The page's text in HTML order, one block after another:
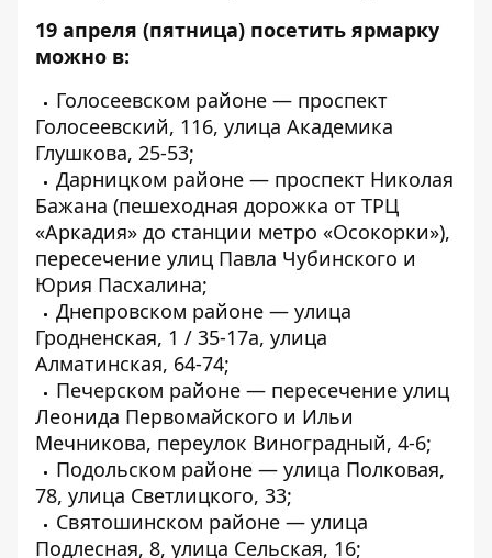
19 апреля (пятница) посетить ярмарку
можно в:
Голосеевском районе — проспект
Голосеевский, 116, улица Академика
Глушкова, 25-53;
Дарницком районе — проспект Николая
Бажана (пешеходная дорожка от ТРЦ
«Аркадия» до станции метро «Осокорки»),
пересечение улиц Павла Чубинского и
Юрия Пасхалина;
Днепровском районе — улица
Гродненская, 1 / 35-17а, улица
Алматинская, 64-74;
Печерском районе — пересечение улиц
Леонида Первомайского и Ильи
Мечникова, переулок Виноградный, 4-6;
Подольском районе — улица Полковая,
78, улица Светлицкого, 33;
Святошинском районе — улица
Подлесная, 8, улица Сельская, 16;